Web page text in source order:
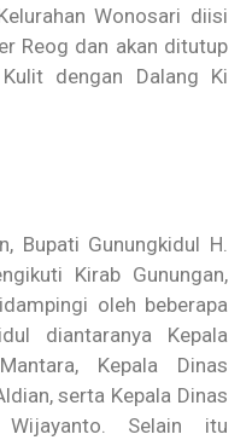
Wonosari diisi
Reog dan akan ditutup
dengan Dalang Ki
Bupati Gunungkidul H.
Kirab Gunungan,
oleh beberapa
diantaranya Kepala
Kepala Dinas
serta Kepala Dinas
Wijayanto. Selain itu